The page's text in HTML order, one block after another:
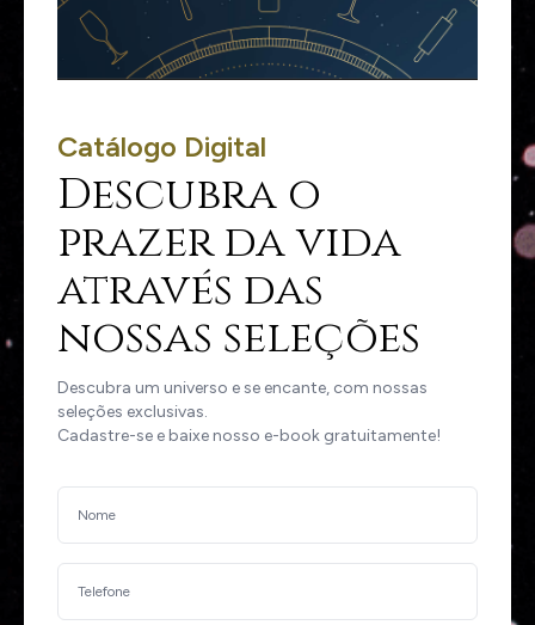
Catálogo Digital
Descubra o
prazer da vida
através das
nossas seleções
Descubra um universo e se encante, com nossas
seleções exclusivas.
Cadastre-se e baixe nosso e-book gratuitamente!